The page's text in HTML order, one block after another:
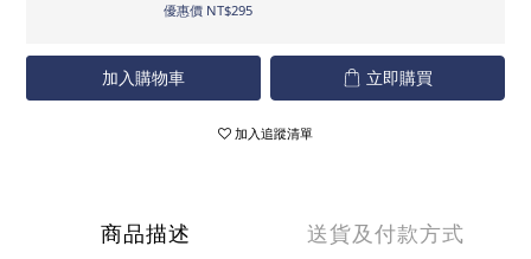
優惠價 NT$295
加入購物車 立即購買
加入追蹤清單
商品描述 送貨及付款方式